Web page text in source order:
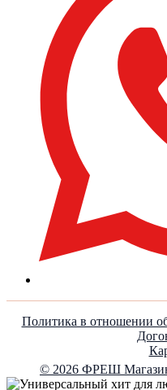
Политика в отношении
© 2026 ФРЕШ Магазин